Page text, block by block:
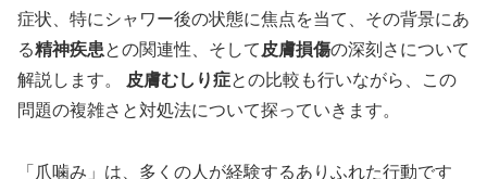
症状、特にシャワー後の状態に焦点を当て、その背景にあ
る精神疾患との関連性、そして 皮膚損傷の深刻さについて
解説します。
皮膚むしり症との比較も行いながら、この
問題の複雑さと対処法について探っていきます。
「爪噛み」は、多くの人が経験するありふれた行動です